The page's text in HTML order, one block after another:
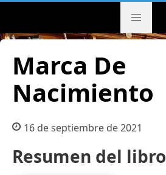
Marca De
Nacimiento
16 de septiembre de 2021
Resumen del libro